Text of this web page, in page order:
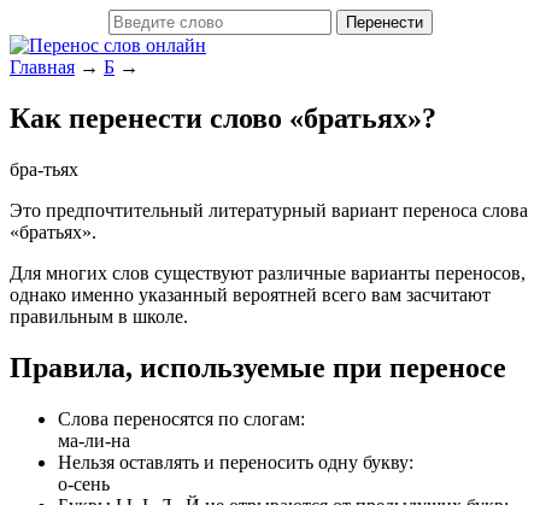
Главная → Б →
Как перенести слово «бра­тьях»?
бра­-тьях
Это предпочтительный литературный вариант переноса слова
«бра­тьях».
Для многих слов существуют различные варианты переносов,
однако именно указанный вероятней всего вам засчитают
правильным в школе.
Правила, используемые при переносе
Слова переносятся по слогам:
ма-ли-на
Нельзя оставлять и переносить одну букву:
о-сень